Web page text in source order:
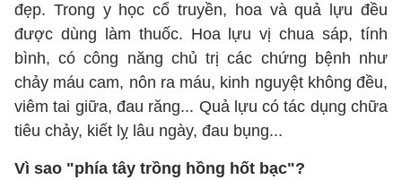
đẹp. Trong y học cổ truyền, hoa và quả lựu đều
được dùng làm thuốc. Hoa lựu vị chua sáp, tính
bình, có công năng chủ trị các chứng bệnh như
chảy máu cam, nôn ra máu, kinh nguyệt không đều,
viêm tai giữa, đau răng... Quả lựu có tác dụng chữa
tiêu chảy, kiết lỵ lâu ngày, đau bụng...
Vì sao "phía tây trồng hồng hốt bạc"?